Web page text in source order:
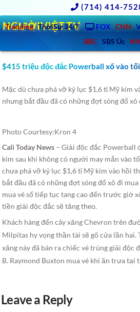
(714) 414-
Trending ThờiSự 24/7 FOX CNN
BBC SBS Úc
NGƯỜIVIỆT.TV
$415 triệu độc đắc Powerball xổ vào
Mặc dù chưa phá vỡ kỷ lục $1,6 tỉ Mỹ kim
nhưng bắt đầu đã có những đợt sóng đổ xô
Photo Courtesy:Kron 4
Cali Today News – Giải độc đắc Powerball
kim sau khi không có người may mắn vào
chưa phá vỡ kỷ lục $1,6 tỉ Mỹ kim vào hồi
bắt đầu đã có những đợt sóng đổ xô đi
mua vé số tiếp tục tang cao đến trước giờ
tiền giải độc đắc sẽ tăng theo.
Khách hàng đến cây xăng Chevron trên
Milpitas hy vọng thần tài sẽ gõ cửa lần hai.
xăng này đã bán ra chiếc vé trúng giải độc
B. Raymond Buxton mua vé khi ăn trưa tại
Leave a Reply